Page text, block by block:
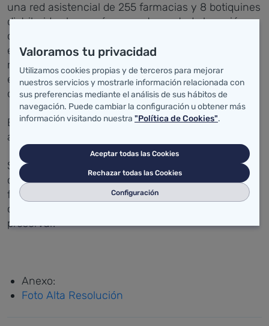
una red asistencial de 255 farmacias y 8 botiquines
distribuidos homogéneamente por toda la región,
con 506 farmacéuticos al frente que trabajan para
el Servicio Cántabro de Salud, garantizando que el
medicamento llegue en condiciones de igualdad
efectiva a todos los ciudadanos las 24 horas del
día, 365 días del año.
El 99 por ciento de la población de la comunidad
autónoma dispone de una farmacia donde vive.
Según el presidente, el actual modelo asegura un
cierto grado de sostenibilidad en la mayoría de las
farmacias y es un potente instrumento de
cohesión social y territorial que es preciso
preservar.
Anexo:
Foto Alta Resolución
Valoramos tu privacidad
Utilizamos cookies propias y de terceros para mejorar
nuestros servicios y mostrarle información relacionada con
sus preferencias mediante el análisis de sus hábitos de
navegación. Puede cambiar la configuración u obtener más
información visitando nuestra "Política de Cookies".
Aceptar todas las Cookies
Rechazar todas las Cookies
Configuración